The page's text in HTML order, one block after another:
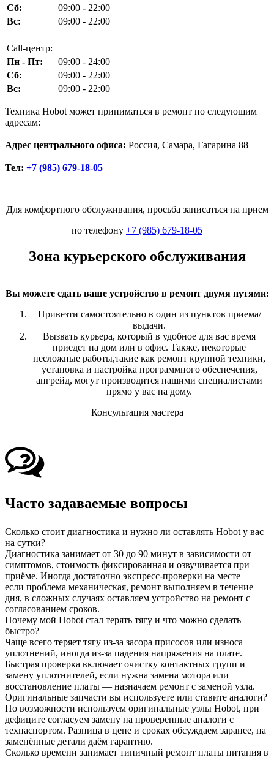
Сб:
09:00 - 22:00
Вс:
09:00 - 22:00
Call-центр:
Пн - Пт:
09:00 - 24:00
Сб:
09:00 - 22:00
Вс:
09:00 - 22:00
Техника Hobot может приниматься в ремонт по следующим
адресам:
Адрес центрального офиса: Россия, Самара, Гагарина 88
Тел: +7 (985) 679-18-05
Для комфортного обслуживания, просьба записаться на прием
по телефону +7 (985) 679-18-05
Зона курьерского обслуживания
Вы можете сдать ваше устройство в ремонт двумя путями:
Привезти самостоятельно в один из пунктов приема/
выдачи.
Вызвать курьера, который в удобное для вас время
приедет на дом или в офис. Также, некоторые
несложные работы,такие как ремонт крупной техники,
установка и настройка программного обеспечения,
апгрейд, могут производится нашими специалистами
прямо у вас на дому.
Консультация мастера
Часто задаваемые вопросы
Сколько стоит диагностика и нужно ли оставлять Hobot у вас
на сутки?
Диагностика занимает от 30 до 90 минут в зависимости от
симптомов, стоимость фиксированная и озвучивается при
приёме. Иногда достаточно экспресс-проверки на месте —
если проблема механическая, ремонт выполняем в течение
дня, в сложных случаях оставляем устройство на ремонт с
согласованием сроков.
Почему мой Hobot стал терять тягу и что можно сделать
быстро?
Чаще всего теряет тягу из‑за засора присосов или износа
уплотнений, иногда из‑за падения напряжения на плате.
Быстрая проверка включает очистку контактных групп и
замену уплотнителей, если нужна замена мотора или
восстановление платы — назначаем ремонт с заменой узла.
Оригинальные запчасти вы используете или ставите аналоги?
По возможности используем оригинальные узлы Hobot, при
дефиците согласуем замену на проверенные аналоги с
техпаспортом. Разница в цене и сроках обсуждаем заранее, на
заменённые детали даём гарантию.
Сколько времени занимает типичный ремонт платы питания в